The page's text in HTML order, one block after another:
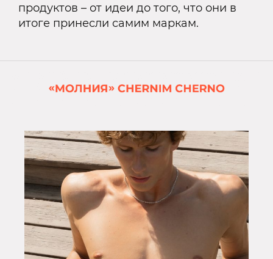
продуктов – от идеи до того, что они в
итоге принесли самим маркам.